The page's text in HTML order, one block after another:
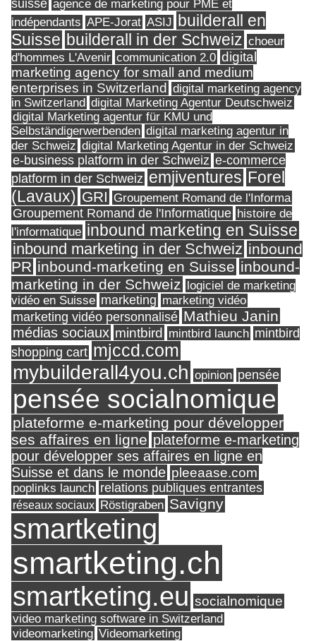
suisse agence de marketing pour PME et
indépendants APE-Jorat ASIJ builderall en
Suisse builderall in der Schweiz choeur
d'hommes L'Avenir communication 2.0 digital
marketing agency for small and medium
enterprises in Switzerland digital marketing agency
in Switzerland digital Marketing Agentur Deutschweiz
digital Marketing agentur für KMU und
Selbständigerwerbenden digital marketing agentur in
der Schweiz digital Marketing Agentur in der Schweiz
e-business platform in der Schweiz e-commerce
platform in der Schweiz emjiventures Forel
(Lavaux) GRI Groupement Romand de l'Informa
Groupement Romand de l'Informatique histoire de
l'informatique inbound marketing en Suisse
inbound marketing in der Schweiz inbound
PR inbound-marketing en Suisse inbound-
marketing in der Schweiz logiciel de marketing
vidéo en Suisse marketing marketing vidéo
marketing vidéo personnalisé Mathieu Janin
médias sociaux mintbird mintbird launch mintbird
shopping cart mjccd.com
mybuilderall4you.ch opinion pensée
pensée socialnomique
plateforme e-marketing pour développer
ses affaires en ligne plateforme e-marketing
pour développer ses affaires en ligne en
Suisse et dans le monde pleeaase.com
poplinks launch relations publiques entrantes
réseaux sociaux Röstigraben Savigny
smartketing
smartketing.ch
smartketing.eu socialnomique
video marketing software in Switzerland
videomarketing Videomarketing